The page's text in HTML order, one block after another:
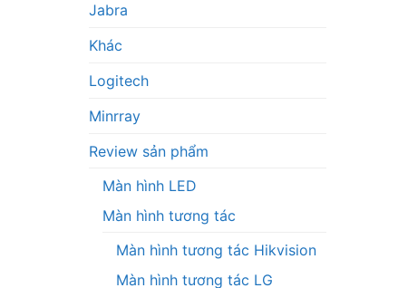
Jabra
Khác
Logitech
Minrray
Review sản phẩm
Màn hình LED
Màn hình tương tác
Màn hình tương tác Hikvision
Màn hình tương tác LG